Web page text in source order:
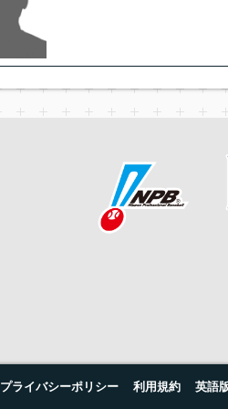
プライバシーポリシー 利用規約 英語